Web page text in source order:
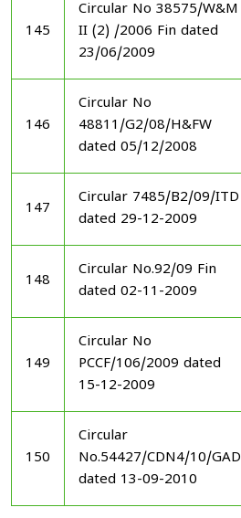
145
Circular No 38575/W&M
II (2) /2006 Fin dated
23/06/2009
146
Circular No
48811/G2/08/H&FW
dated 05/12/2008
147
Circular 7485/B2/09/ITD
dated 29-12-2009
148
Circular No.92/09 Fin
dated 02-11-2009
149
Circular No
PCCF/106/2009 dated
15-12-2009
150
Circular
No.54427/CDN4/10/GAD
dated 13-09-2010